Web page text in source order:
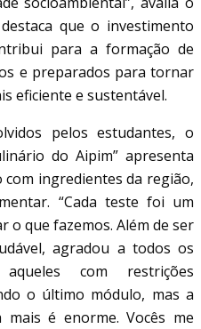
que o investimento
para a formação de
e preparados para tornar
eficiente e sustentável.
pelos estudantes, o
do Aipim” apresenta
ingredientes da região,
“Cada teste foi um
o que fazemos. Além de ser
agradou a todos os
aqueles com restrições
o último módulo, mas a
é enorme. Vocês me